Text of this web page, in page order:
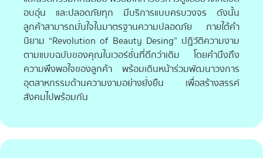
อบอุ่น และปลอดภัยทุก มีบริการแบบครบวงจร ดังนั้น
ลูกค้าสามารถมั่นใจในมาตรฐานความปลอดภัย ภายใต้คำ
นิยาม “Revolution of Beauty Desing” ปฏิวัติความงาม
ตามแบบฉบับของคุณในเวอร์ชั่นที่ดีกว่าเดิม โดยคำนึงถึง
ความพึงพอใจของลูกค้า พร้อมเดินหน้าร่วมพัฒนาวงการ
อุตสาหกรรมด้านความงามอย่างยั่งยืน เพื่อสร้างสรรค์
สังคมไปพร้อมกัน